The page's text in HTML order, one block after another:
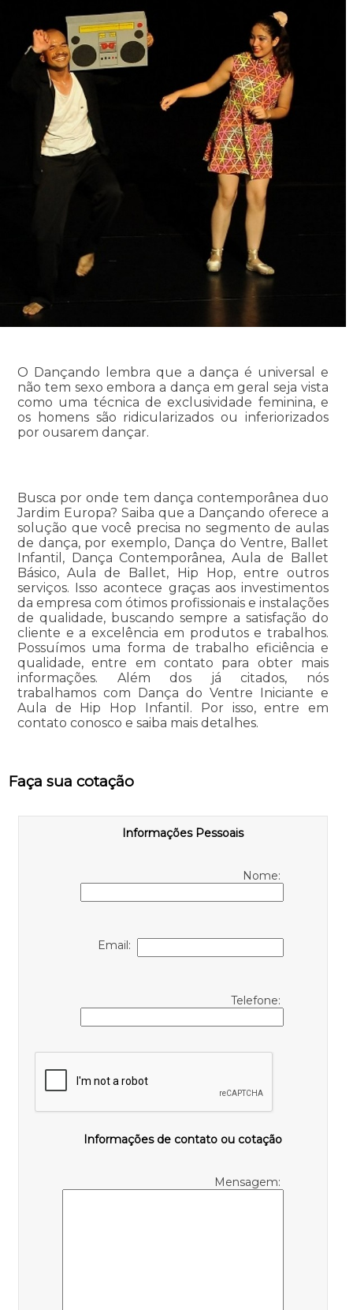
O Dançando lembra que a dança é universal e
não tem sexo embora a dança em geral seja vista
como uma técnica de exclusividade feminina, e
os homens são ridicularizados ou inferiorizados
por ousarem dançar.
Busca por onde tem dança contemporânea duo
Jardim Europa? Saiba que a Dançando oferece a
solução que você precisa no segmento de aulas
de dança, por exemplo, Dança do Ventre, Ballet
Infantil, Dança Contemporânea, Aula de Ballet
Básico, Aula de Ballet, Hip Hop, entre outros
serviços. Isso acontece graças aos investimentos
da empresa com ótimos profissionais e instalações
de qualidade, buscando sempre a satisfação do
cliente e a excelência em produtos e trabalhos.
Possuímos uma forma de trabalho eficiência e
qualidade, entre em contato para obter mais
informações. Além dos já citados, nós
trabalhamos com Dança do Ventre Iniciante e
Aula de Hip Hop Infantil. Por isso, entre em
contato conosco e saiba mais detalhes.
Faça sua cotação
Informações Pessoais
Nome:
Email:
Telefone:
Informações de contato ou cotação
Mensagem: